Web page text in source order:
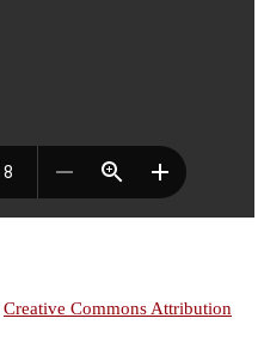
Creative Commons Attribution